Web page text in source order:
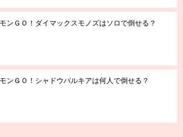
ンＧＯ！ダイマックスモノズはソロで倒せる？
ンＧＯ！シャドウパルキアは何人で倒せる？